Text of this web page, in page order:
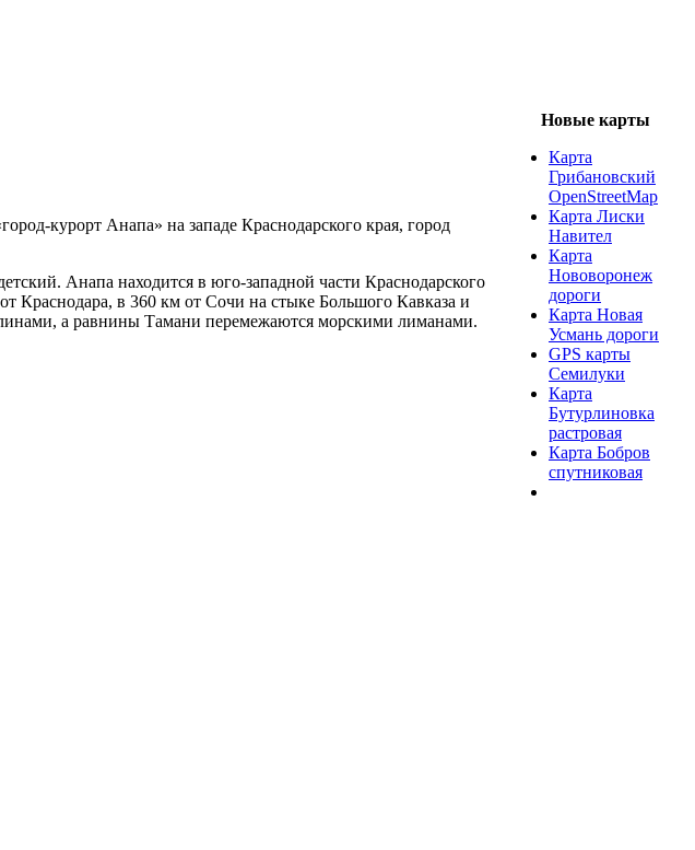
курорт Анапа» на западе Краснодарского края, город
Анапа находится в юго-западной части Краснодарского
Краснодара, в 360 км от Сочи на стыке Большого Кавказа и
а равнины Тамани перемежаются морскими лиманами.
Новые карты
Карта
Грибановский
OpenStreetMap
Карта Лиски
Навител
Карта
Нововоронеж
дороги
Карта Новая
Усмань дороги
GPS карты
Семилуки
Карта
Бутурлиновка
растровая
Карта Бобров
спутниковая